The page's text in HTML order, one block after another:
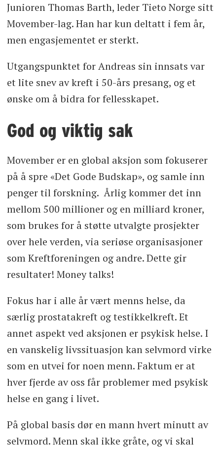
Junioren Thomas Barth, leder Tieto Norge sitt
Movember-lag. Han har kun deltatt i fem år,
men engasjementet er sterkt.
Utgangspunktet for Andreas sin innsats var
et lite snev av kreft i 50-års presang, og et
ønske om å bidra for fellesskapet.
God og viktig sak
Movember er en global aksjon som fokuserer
på å spre «Det Gode Budskap», og samle inn
penger til forskning. Årlig kommer det inn
mellom 500 millioner og en milliard kroner,
som brukes for å støtte utvalgte prosjekter
over hele verden, via seriøse organisasjoner
som Kreftforeningen og andre. Dette gir
resultater! Money talks!
Fokus har i alle år vært menns helse, da
særlig prostatakreft og testikkelkreft. Et
annet aspekt ved aksjonen er psykisk helse. I
en vanskelig livssituasjon kan selvmord virke
som en utvei for noen menn. Faktum er at
hver fjerde av oss får problemer med psykisk
helse en gang i livet.
På global basis dør en mann hvert minutt av
selvmord. Menn skal ikke gråte, og vi skal